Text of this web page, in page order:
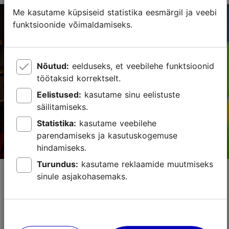
Kopli tn 1, Tallinn
Kopli
L – P 09:00–18:00
Loe lähemalt
Kohvikud
info@kooker.ee
+372 5301 7131
Bekker Pagariäri
Me kasutame küpsiseid statistika eesmärgil ja veebi
funktsioonide võimaldamiseks.
Nõutud:
töötaksid korrektselt.
Eelistused:
säilitamiseks.
Statistika:
parendamiseks ja kasutuskogemuse
hindamiseks.
Turundus:
sinule asjakohasemaks.